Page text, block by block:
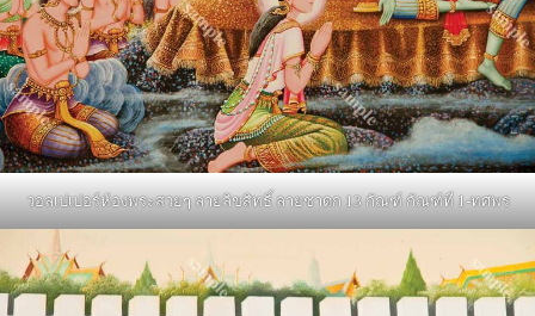
วอลเปเปอร์ห้องพระสวยๆ ลายลิขสิทธิ์ ลายชาดก 13 กัณฑ์ กัณฑ์ที่ 1-ทศพร